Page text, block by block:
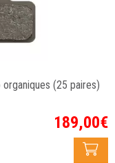
(25 paires)
189,00€